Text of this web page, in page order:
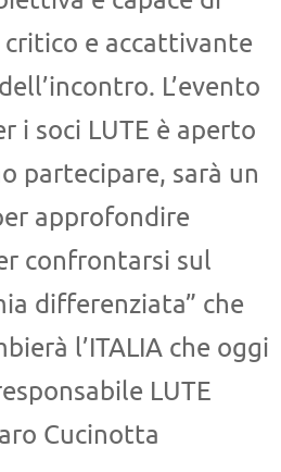
e accattivante
L’evento
i soci LUTE è aperto
partecipare, sarà un
approfondire
confrontarsi sul
differenziata” che
l’ITALIA che oggi
LUTE
Cucinotta